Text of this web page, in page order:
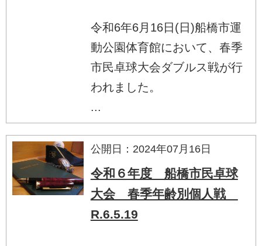
令和6年6月16日(日)船橋市運
動公園体育館において、春季
市民卓球大会ダブルス戦が行
われました。
...
公開日：2024年07月16日
令和６年度 船橋市民卓球
大会 春季年齢別個人戦
R.6.5.19